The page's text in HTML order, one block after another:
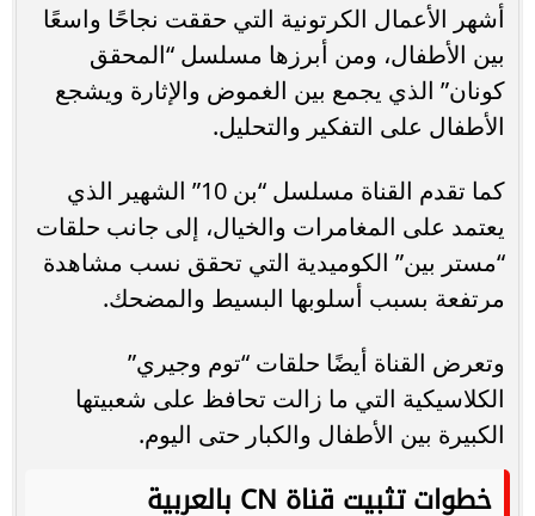
أشهر الأعمال الكرتونية التي حققت نجاحًا واسعًا
بين الأطفال، ومن أبرزها مسلسل “المحقق
كونان” الذي يجمع بين الغموض والإثارة ويشجع
الأطفال على التفكير والتحليل.
كما تقدم القناة مسلسل “بن 10” الشهير الذي
يعتمد على المغامرات والخيال، إلى جانب حلقات
“مستر بين” الكوميدية التي تحقق نسب مشاهدة
مرتفعة بسبب أسلوبها البسيط والمضحك.
وتعرض القناة أيضًا حلقات “توم وجيري”
الكلاسيكية التي ما زالت تحافظ على شعبيتها
الكبيرة بين الأطفال والكبار حتى اليوم.
خطوات تثبيت قناة CN بالعربية